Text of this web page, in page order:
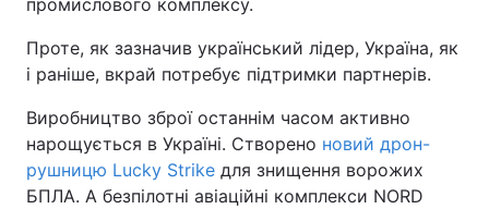
Проте, як зазначив український лідер, Україна, як
і раніше, вкрай потребує підтримки партнерів.
Виробництво зброї останнім часом активно
нарощується в Україні. Створено новий дрон-
рушницю Lucky Strike для знищення ворожих
БПЛА. А безпілотні авіаційні комплекси NORD